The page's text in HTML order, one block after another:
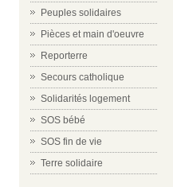
Peuples solidaires
Pièces et main d'oeuvre
Reporterre
Secours catholique
Solidarités logement
SOS bébé
SOS fin de vie
Terre solidaire